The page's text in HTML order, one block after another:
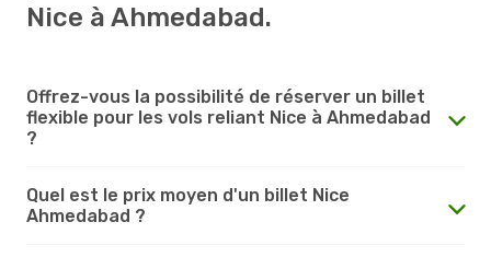
Nice à Ahmedabad.
Offrez-vous la possibilité de réserver un billet
flexible pour les vols reliant Nice à Ahmedabad
?
Quel est le prix moyen d'un billet Nice
Ahmedabad ?